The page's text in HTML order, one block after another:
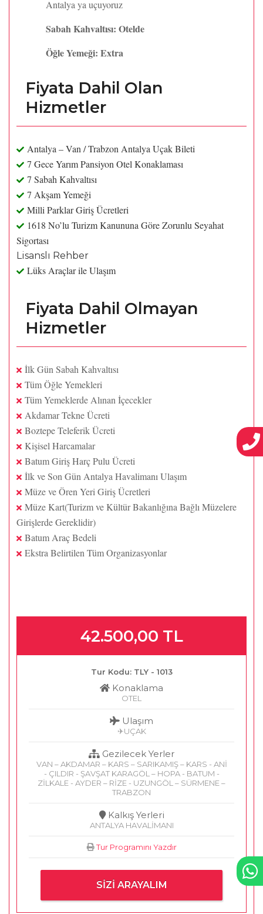
Antalya ya uçuyoruz
Sabah Kahvaltısı: Otelde
Öğle Yemeği: Extra
Fiyata Dahil Olan
Hizmetler
Antalya – Van / Trabzon Antalya Uçak Bileti
7 Gece Yarım Pansiyon Otel Konaklaması
7 Sabah Kahvaltısı
7 Akşam Yemeği
Milli Parklar Giriş Ücretleri
1618 No’lu Turizm Kanununa Göre Zorunlu Seyahat
Sigortası
Lisanslı Rehber
Lüks Araçlar ile Ulaşım
Fiyata Dahil Olmayan
Hizmetler
İlk Gün Sabah Kahvaltısı
Tüm Öğle Yemekleri
Tüm Yemeklerde Alınan İçecekler
Akdamar Tekne Ücreti
Boztepe Teleferik Ücreti
Kişisel Harcamalar
Batum Giriş Harç Pulu Ücreti
İlk ve Son Gün Antalya Havalimanı Ulaşım
Müze ve Ören Yeri Giriş Ücretleri
Müze Kart(Turizm ve Kültür Bakanlığına Bağlı Müzelere
Girişlerde Gereklidir)
Batum Araç Bedeli
Ekstra Belirtilen Tüm Organizasyonlar
42.500,00 TL
Tur Kodu: TLY - 1013
Konaklama
OTEL
Ulaşım
✈︎UÇAK
Gezilecek Yerler
VAN – AKDAMAR – KARS – SARIKAMIŞ – KARS - ANİ
- ÇILDIR - ŞAVŞAT KARAGÖL – HOPA - BATUM -
ZİLKALE - AYDER – RİZE - UZUNGÖL – SÜRMENE –
TRABZON
Kalkış Yerleri
ANTALYA HAVALİMANI
Tur Programını Yazdır
SIZI ARAYALIM